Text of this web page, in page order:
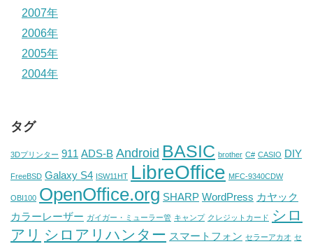
2007年
2006年
2005年
2004年
タグ
3Dプリンター 911 ADS-B Android BASIC brother C# CASIO DIY
FreeBSD Galaxy S4 ISW11HT LibreOffice MFC-9340CDW
OBI100 OpenOffice.org SHARP WordPress カヤック
カラーレーザー ガイガー・ミューラー管 キャンプ クレジットカード シロ
アリ シロアリハンター スマートフォン セラーアカオ セ